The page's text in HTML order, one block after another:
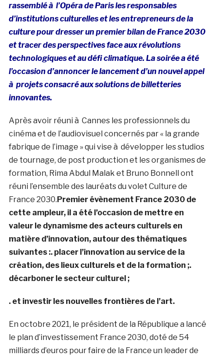
rassemblé à l’Opéra de Paris les responsables
d’institutions culturelles et les entrepreneurs de la
culture pour dresser un premier bilan de France 2030
et tracer des perspectives face aux révolutions
technologiques et au défi climatique. La soirée a été
l’occasion d’annoncer le lancement d’un nouvel appel
à projets consacré aux solutions de billetteries
innovantes.
Après avoir réuni à Cannes les professionnels du
cinéma et de l’audiovisuel concernés par « la grande
fabrique de l’image » qui vise à développer les studios
de tournage, de post production et les organismes de
formation, Rima Abdul Malak et Bruno Bonnell ont
réuni l’ensemble des lauréats du volet Culture de
France 2030.Premier évènement France 2030 de
cette ampleur, il a été l’occasion de mettre en
valeur le dynamisme des acteurs culturels en
matière d’innovation, autour des thématiques
suivantes :. placer l’innovation au service de la
création, des lieux culturels et de la formation ;.
décarboner le secteur culturel ;
. et investir les nouvelles frontières de l’art.
En octobre 2021, le président de la République a lancé
le plan d’investissement France 2030, doté de 54
milliards d’euros pour faire de la France un leader de